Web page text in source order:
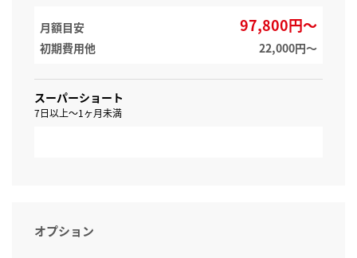
月額目安 97,800円～
初期費用他 22,000円〜
スーパーショート
7日以上～1ヶ月未満
オプション